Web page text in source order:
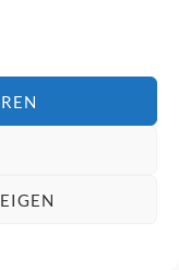
Deutschen – ein